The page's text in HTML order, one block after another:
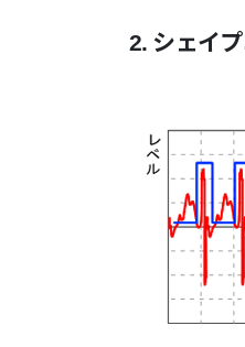
2. シェイ